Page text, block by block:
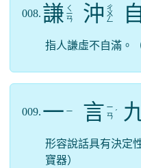
008. 謙 ㄑ
ㄧ
ㄢ 沖 ㄔ
ㄨ
ㄥ
指人謙虛不自滿。
009. 一 ㄧ 言 ㄧ
ㄢ ˊ
形容說話具有決定
寶器）